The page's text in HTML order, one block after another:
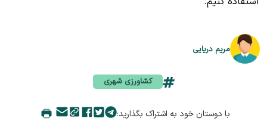
مریم دریایی
کشاورزی شهری
با دوستان خود به اشتراک بگذارید: